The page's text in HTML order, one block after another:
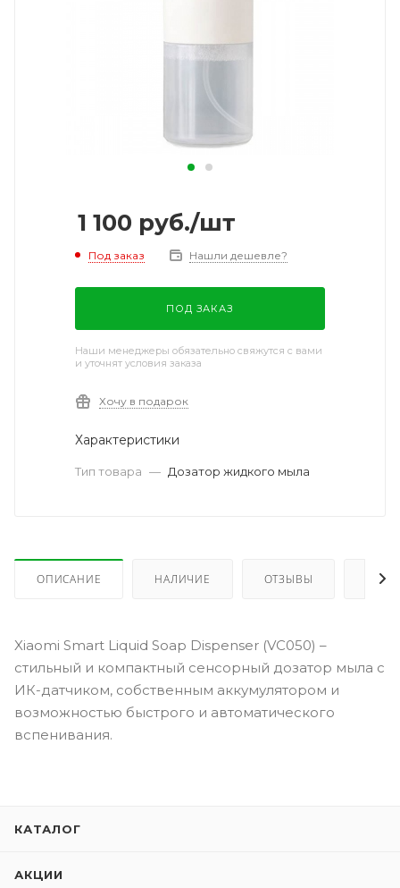
1 100 руб./шт
Под заказ Нашли дешевле?
ПОД ЗАКАЗ
Наши менеджеры обязательно свяжутся с вами
и уточнят условия заказа
Хочу в подарок
Характеристики
Тип товара — Дозатор жидкого мыла
ОПИСАНИЕ НАЛИЧИЕ ОТЗЫВЫ КАК
Xiaomi Smart Liquid Soap Dispenser (VC050) –
стильный и компактный сенсорный дозатор мыла с
ИК-датчиком, собственным аккумулятором и
возможностью быстрого и автоматического
вспенивания.
КАТАЛОГ
АКЦИИ